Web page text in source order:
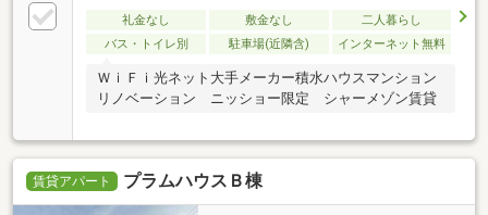
礼金なし 敷金なし
二人暮らし
バス・トイレ別
駐車場(近隣含) インターネット無料
ＷｉＦｉ光ネット大手メーカー積水ハウスマンション
リノベーション ニッショー限定 シャーメゾン賃貸
賃貸アパート プラムハウスＢ棟